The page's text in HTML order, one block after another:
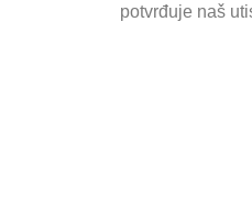
potvrđuje naš